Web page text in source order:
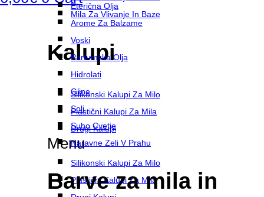
Mila Za Vlivanje In Baze
Kalupi
Silikonski Kalupi Za Milo
Plastični Kalupi Za Mila
Drugi Kalupi
Menu
Silikonski Kalupi Za Milo
Plastični Kalupi Za Mila
Eterična Olja
Arome Za Balzame
Voski
Parfumska Olja
Hidrolati
Gline
Soli
Suho Cvetje
Naravne Zeli V Prahu
Barve za mila in